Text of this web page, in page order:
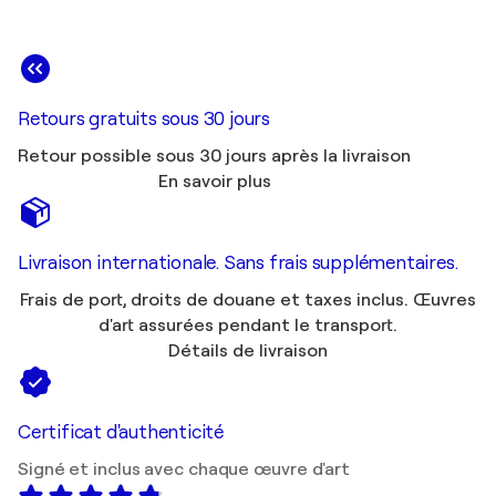
Retours gratuits sous 30 jours
Retour possible sous 30 jours après la livraison
En savoir plus
Livraison internationale. Sans frais supplémentaires.
Frais de port, droits de douane et taxes inclus. Œuvres
d'art assurées pendant le transport.
Détails de livraison
Certificat d'authenticité
Signé et inclus avec chaque œuvre d'art